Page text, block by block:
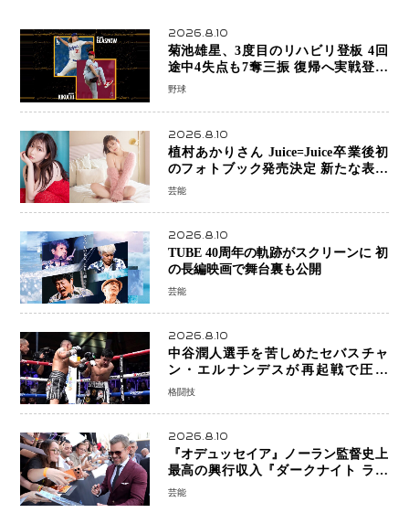
2026.8.10
菊池雄星、3度目のリハビリ登板 4回
途中4失点も7奪三振 復帰へ実戦登板
を重ねる
野球
2026.8.10
植村あかりさん Juice=Juice卒業後初
のフォトブック発売決定 新たな表現
者としての“今”を凝縮
芸能
2026.8.10
TUBE 40周年の軌跡がスクリーンに 初
の長編映画で舞台裏も公開
芸能
2026.8.10
中谷潤人選手を苦しめたセバスチャ
ン・エルナンデスが再起戦で圧巻
KO 2回で相手を沈める…次戦は亀田
格闘技
2026.8.10
『オデュッセイア』ノーラン監督史上
最高の興行収入『ダークナイト ライ
ジング』超え、世界で11億ドル突破
芸能